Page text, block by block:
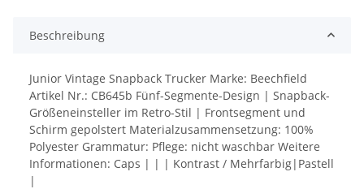
Beschreibung
Junior Vintage Snapback Trucker Marke: Beechfield
Artikel Nr.: CB645b Fünf-Segmente-Design | Snapback-
Größeneinsteller im Retro-Stil | Frontsegment und
Schirm gepolstert Materialzusammensetzung: 100%
Polyester Grammatur: Pflege: nicht waschbar Weitere
Informationen: Caps | | | Kontrast / Mehrfarbig|Pastell
|